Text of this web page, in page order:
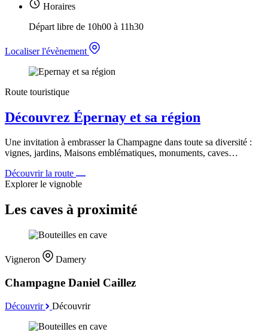
Horaires
Départ libre de 10h00 à 11h30
Localiser l'évènement
Route touristique
Découvrez Épernay et sa région
Une invitation à embrasser la Champagne dans toute sa diversité :
vignes, jardins, Maisons emblématiques, monuments, caves…
Découvrir la route
Explorer le vignoble
Les caves à proximité
Vigneron Damery
Champagne Daniel Caillez
Découvrir Découvrir